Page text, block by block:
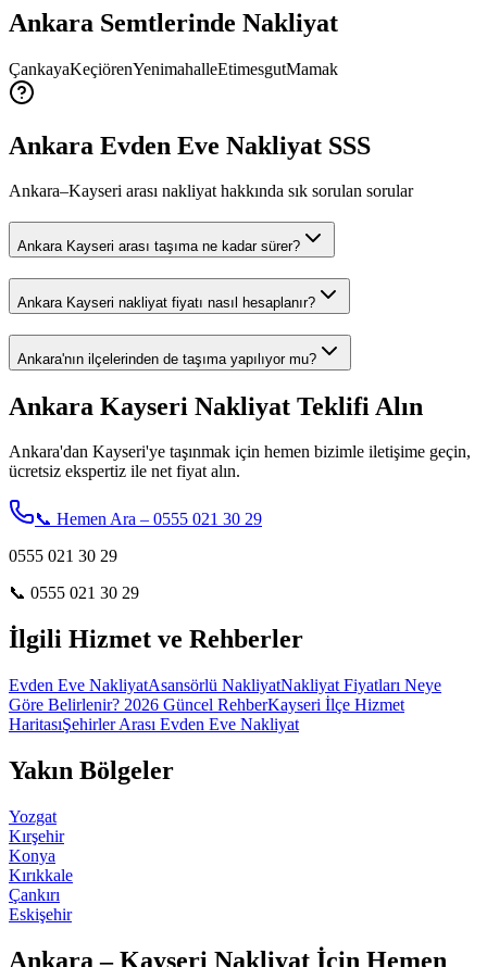
Ankara Semtlerinde Nakliyat
ÇankayaKeçiörenYenimahalleEtimesgutMamak
Ankara Evden Eve Nakliyat SSS
Ankara–Kayseri arası nakliyat hakkında sık sorulan sorular
Ankara Kayseri arası taşıma ne kadar sürer?
Ankara Kayseri nakliyat fiyatı nasıl hesaplanır?
Ankara'nın ilçelerinden de taşıma yapılıyor mu?
Ankara Kayseri Nakliyat Teklifi Alın
Ankara'dan Kayseri'ye taşınmak için hemen bizimle iletişime geçin,
ücretsiz ekspertiz ile net fiyat alın.
📞 Hemen Ara – 0555 021 30 29
0555 021 30 29
📞 0555 021 30 29
İlgili Hizmet ve Rehberler
Evden Eve NakliyatAsansörlü NakliyatNakliyat Fiyatları Neye
Göre Belirlenir? 2026 Güncel RehberKayseri İlçe Hizmet
HaritasıŞehirler Arası Evden Eve Nakliyat
Yakın Bölgeler
Yozgat
Kırşehir
Konya
Kırıkkale
Çankırı
Eskişehir
Ankara – Kayseri Nakliyat İçin Hemen